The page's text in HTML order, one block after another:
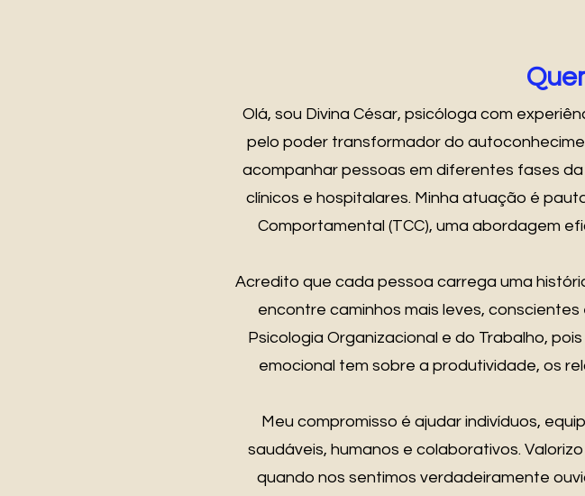
Olá, sou Divina César, psicóloga com
pelo poder transformador do
acompanhar pessoas em diferentes fases
clínicos e hospitalares. Minha atuação é
Comportamental (TCC), uma abordagem
Acredito que cada pessoa carrega uma
encontre caminhos mais leves,
Psicologia Organizacional e do Trabalho,
emocional tem sobre a produtividade, os
Meu compromisso é ajudar indivíduos,
saudáveis, humanos e colaborativos.
quando nos sentimos verdadeiramente